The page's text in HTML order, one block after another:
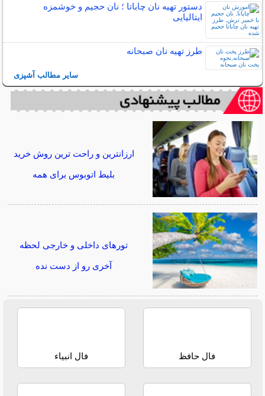
دستور تهیه نان چاباتا ؛ نان حجیم و خوشمزه
ایتالیایی
طرز تهیه نان صبحانه
سایر مطالب آشپزی
ارزانترین و راحت ترین روش خرید
بلیط اتوبوس برای همه
تورهای داخلی و خارجی لحظه
آخری رو از دست نده
فال حافظ فال انبیاء